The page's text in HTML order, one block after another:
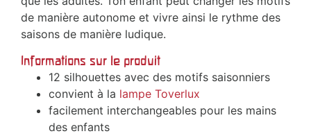
de manière autonome et vivre ainsi le rythme des
saisons de manière ludique.
Informations sur le produit
12 silhouettes avec des motifs saisonniers
convient à la lampe Toverlux
facilement interchangeables pour les mains
des enfants